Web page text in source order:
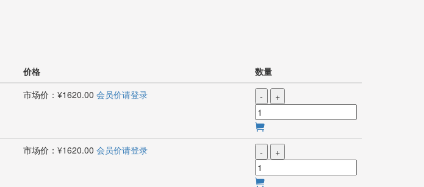
价格
数量
市场价：¥1620.00 会员价请登录 - +
市场价：¥1620.00 会员价请登录 - +